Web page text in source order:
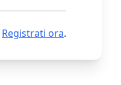
Registrati ora.